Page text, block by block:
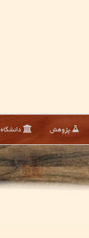
پژوهش دانشگاه